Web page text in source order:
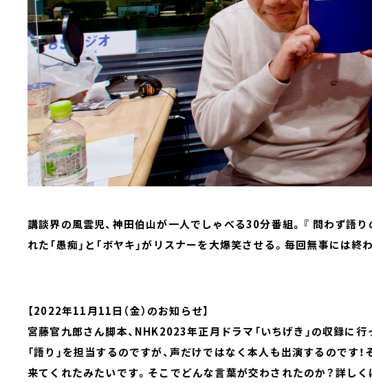
講談界の風雲児、神田伯山が一人でしゃべる30分番組。『 問わず語
れた「愚痴」と「ボヤキ」がリスナーを大爆笑させる。毎回無事には終
【2022年11月11日（金）のお知らせ】
宮藤官九郎さん脚本、NHK2023年正月ドラマ「いちげき」の収録に
「語り」を担当するのですが、声だけではなく本人も出演するのです
来てくれたみたいです。そこでどんな言葉が交わされたのか？詳しく